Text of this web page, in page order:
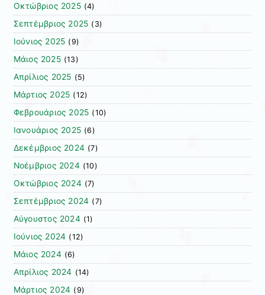
Οκτώβριος 2025(4)
Σεπτέμβριος 2025 (3)
Ιούνιος 2025 (9)
Μάιος 2025(13)
Απρίλιος 2025 (5)
Μάρτιος 2025 (12)
Φεβρουάριος 2025 (10)
Ιανουάριος 2025 (6)
Δεκέμβριος 2024 (7)
Νοέμβριος 2024 (10)
Οκτώβριος 2024 (7)
Σεπτέμβριος 2024 (7)
Αύγουστος 2024 (1)
Ιούνιος 2024 (12)
Μάιος 2024 (6)
Απρίλιος 2024 (14)
Μάρτιος 2024 (9)